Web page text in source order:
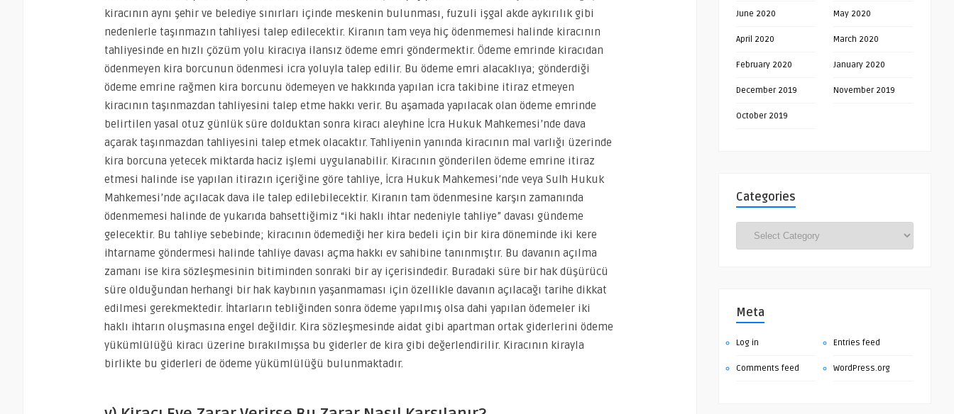
kiracının aynı şehir ve belediye sınırları içinde meskenin bulunması, fuzuli işgal akde aykırılık gibi
nedenlerle taşınmazın tahliyesi talep edilecektir. Kiranın tam veya hiç ödenmemesi halinde kiracının
tahliyesinde en hızlı çözüm yolu kiracıya ilansız ödeme emri göndermektir. Ödeme emrinde kiracıdan
ödenmeyen kira borcunun ödenmesi icra yoluyla talep edilir. Bu ödeme emri alacaklıya; gönderdiği
ödeme emrine rağmen kira borcunu ödemeyen ve hakkında yapılan icra takibine itiraz etmeyen
kiracının taşınmazdan tahliyesini talep etme hakkı verir. Bu aşamada yapılacak olan ödeme emrinde
belirtilen yasal otuz günlük süre dolduktan sonra kiracı aleyhine İcra Hukuk Mahkemesi’nde dava
açarak taşınmazdan tahliyesini talep etmek olacaktır. Tahliyenin yanında kiracının mal varlığı üzerinde
kira borcuna yetecek miktarda haciz işlemi uygulanabilir. Kiracının gönderilen ödeme emrine itiraz
etmesi halinde ise yapılan itirazın içeriğine göre tahliye, İcra Hukuk Mahkemesi’nde veya Sulh Hukuk
Mahkemesi’nde açılacak dava ile talep edilebilecektir. Kiranın tam ödenmesine karşın zamanında
ödenmemesi halinde de yukarıda bahsettiğimiz “iki haklı ihtar nedeniyle tahliye” davası gündeme
gelecektir. Bu tahliye sebebinde; kiracının ödemediği her kira bedeli için bir kira döneminde iki kere
ihtarname göndermesi halinde tahliye davası açma hakkı ev sahibine tanınmıştır. Bu davanın açılma
zamanı ise kira sözleşmesinin bitiminden sonraki bir ay içerisindedir. Buradaki süre bir hak düşürücü
süre olduğundan herhangi bir hak kaybının yaşanmaması için özellikle davanın açılacağı tarihe dikkat
edilmesi gerekmektedir. İhtarların tebliğinden sonra ödeme yapılmış olsa dahi yapılan ödemeler iki
haklı ihtarın oluşmasına engel değildir. Kira sözleşmesinde aidat gibi apartman ortak giderlerini ödeme
yükümlülüğü kiracı üzerine bırakılmışsa bu giderler de kira gibi değerlendirilir. Kiracının kirayla
birlikte bu giderleri de ödeme yükümlülüğü bulunmaktadır.
June 2020 May 2020
April 2020 March 2020
February 2020 January 2020
December 2019 November 2019
October 2019
Categories
Meta
Log in Entries feed
Comments feed WordPress.org